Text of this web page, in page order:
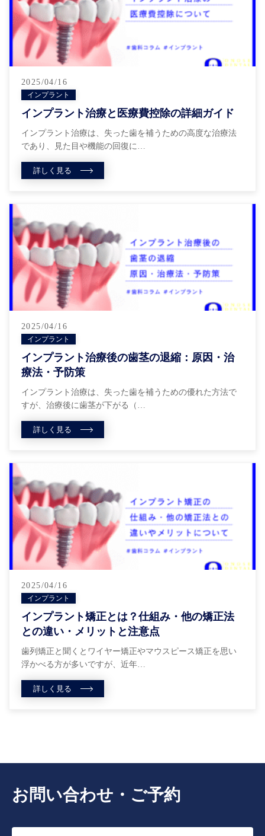
2025/04/16
インプラント
インプラント治療と医療費控除の詳細ガイド
インプラント治療は、失った歯を補うための高度な治療法
であり、見た目や機能の回復に…
詳しく見る
2025/04/16
インプラント
インプラント治療後の歯茎の退縮：原因・治
療法・予防策
インプラント治療は、失った歯を補うための優れた方法で
すが、治療後に歯茎が下がる（…
詳しく見る
2025/04/16
インプラント
インプラント矯正とは？仕組み・他の矯正法
との違い・メリットと注意点
歯列矯正と聞くとワイヤー矯正やマウスピース矯正を思い
浮かべる方が多いですが、近年…
詳しく見る
お問い合わせ・ご予約